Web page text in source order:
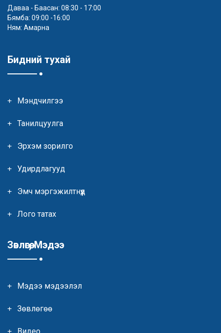
Даваа - Баасан: 08:30 - 17:00
Бямба: 09:00 -16:00
Ням: Амарна
Бидний тухай
Мэндчилгээ
Танилцуулга
Эрхэм зорилго
Удирдлагууд
Эмч мэргэжилтнүүд
Лого татах
Зөвлөгөө, Мэдээ
Мэдээ мэдээлэл
Зөвлөгөө